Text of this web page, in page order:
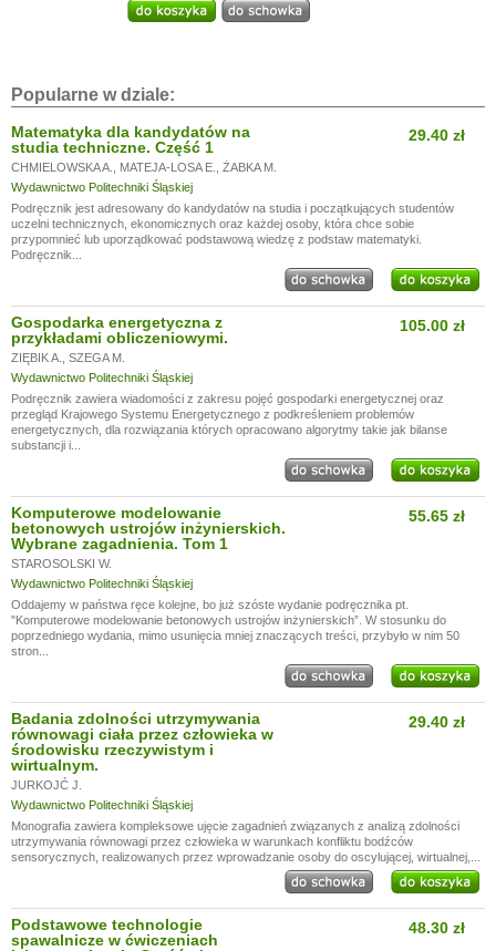
Popularne w dziale:
Matematyka dla kandydatów na
studia techniczne. Część 1
CHMIELOWSKA A. MATEJA-LOSA E.
ŻABKA M.
Wydawnictwo Politechniki Śląskiej
29.40 zł
Podręcznik jest adresowany do kandydatów na studia i początkujących studentów
uczelni technicznych, ekonomicznych oraz każdej osoby, która chce sobie
przypomnieć lub uporządkować podstawową wiedzę z podstaw matematyki.
Podręcznik...
Gospodarka energetyczna z
przykładami obliczeniowymi.
ZIĘBIK A.
SZEGA M.
Wydawnictwo Politechniki Śląskiej
105.00 zł
Podręcznik zawiera wiadomości z zakresu pojęć gospodarki energetycznej oraz
przegląd Krajowego Systemu Energetycznego z podkreśleniem problemów
energetycznych, dla rozwiązania których opracowano algorytmy takie jak bilanse
substancji i...
Komputerowe modelowanie
betonowych ustrojów inżynierskich.
Wybrane zagadnienia. Tom 1
STAROSOLSKI W.
Wydawnictwo Politechniki Śląskiej
55.65 zł
Oddajemy w państwa ręce kolejne, bo już szóste wydanie podręcznika pt.
"Komputerowe modelowanie betonowych ustrojów inżynierskich”. W stosunku do
poprzedniego wydania, mimo usunięcia mniej znaczących treści, przybyło w nim 50
stron...
Badania zdolności utrzymywania
równowagi ciała przez człowieka w
środowisku rzeczywistym i
wirtualnym.
JURKOJĆ J.
Wydawnictwo Politechniki Śląskiej
29.40 zł
Monografia zawiera kompleksowe ujęcie zagadnień związanych z analizą zdolności
utrzymywania równowagi przez człowieka w warunkach konfliktu bodźców
sensorycznych, realizowanych przez wprowadzanie osoby do oscylującej, wirtualnej,...
Podstawowe technologie
spawalnicze w ćwiczeniach
48.30 zł